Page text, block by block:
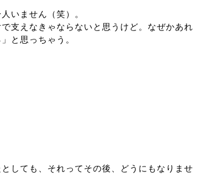
いません（笑）。
支えなきゃならないと思うけど。なぜかあれ
と思っちゃう。
しても、それってその後、どうにもなりませ